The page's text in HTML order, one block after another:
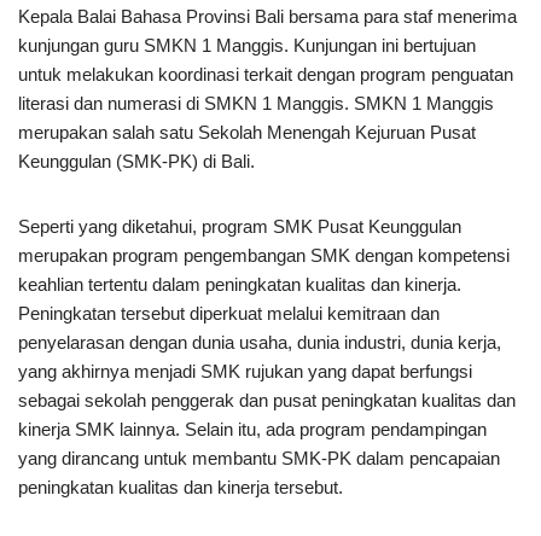
Kepala Balai Bahasa Provinsi Bali bersama para staf menerima
kunjungan guru SMKN 1 Manggis. Kunjungan ini bertujuan
untuk melakukan koordinasi terkait dengan program penguatan
literasi dan numerasi di SMKN 1 Manggis. SMKN 1 Manggis
merupakan salah satu Sekolah Menengah Kejuruan Pusat
Keunggulan (SMK-PK) di Bali.
Seperti yang diketahui, program SMK Pusat Keunggulan
merupakan program pengembangan SMK dengan kompetensi
keahlian tertentu dalam peningkatan kualitas dan kinerja.
Peningkatan tersebut diperkuat melalui kemitraan dan
penyelarasan dengan dunia usaha, dunia industri, dunia kerja,
yang akhirnya menjadi SMK rujukan yang dapat berfungsi
sebagai sekolah penggerak dan pusat peningkatan kualitas dan
kinerja SMK lainnya. Selain itu, ada program pendampingan
yang dirancang untuk membantu SMK-PK dalam pencapaian
peningkatan kualitas dan kinerja tersebut.